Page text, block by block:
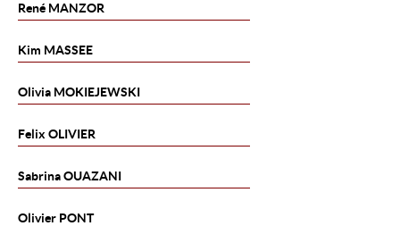
René MANZOR
Kim MASSEE
Olivia MOKIEJEWSKI
Felix OLIVIER
SabrinaOUAZANI
Olivier PONT